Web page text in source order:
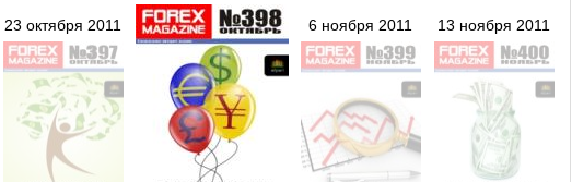
23 октября 2011 6 ноября 2011 13 ноября 2011